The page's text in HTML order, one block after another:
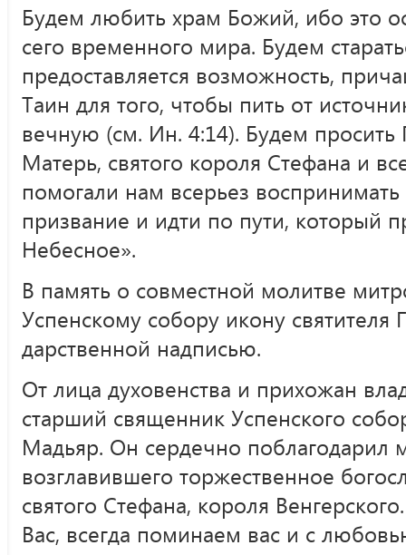
Будем любить храм Божий, ибо это
сего временного мира. Будем
предоставляется возможность,
Таин для того, чтобы пить от
вечную (см. Ин. 4:14). Будем просить
Матерь, святого короля Стефана и
помогали нам всерьез
призвание и идти по пути, который
Небесное».
В память о совместной молитве
Успенскому собору икону святителя
дарственной надписью.
От лица духовенства и прихожан
старший священник Успенского
Мадьяр. Он сердечно поблагодарил
возглавившего торжественное
святого Стефана, короля
Вас, всегда поминаем вас и с